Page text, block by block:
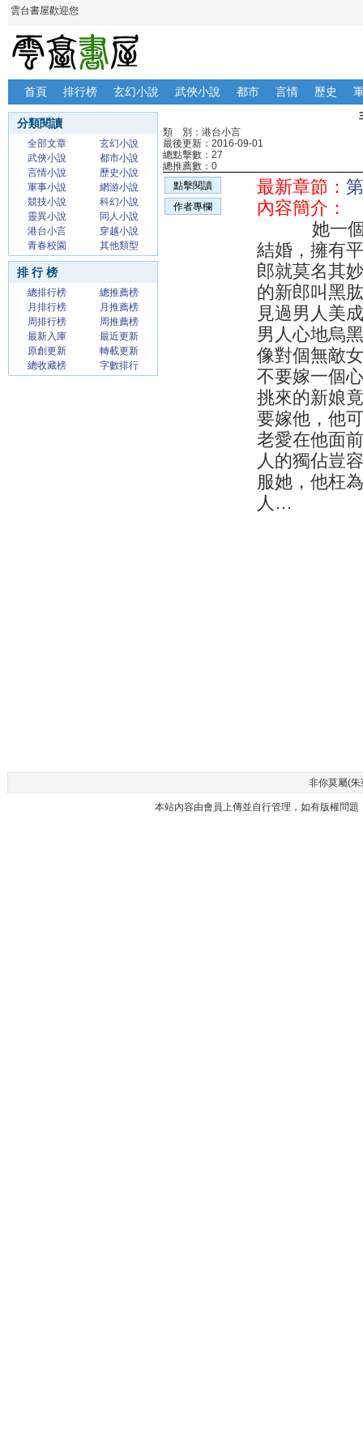
雲台書屋歡迎您
首頁 排行榜 玄幻小說 武俠小說 都市 言情 歷史
分類閱讀
全部文章
玄幻小說
武俠小說
都市小說
言情小說
歷史小說
軍事小說
網游小說
競技小說
科幻小說
靈異小說
同人小說
港台小言
穿越小說
青春校園
其他類型
排 行 榜
總排行榜
總推薦榜
月排行榜
月推薦榜
周排行榜
周推薦榜
最新入庫
最近更新
原創更新
轉載更新
總收藏榜
字數排行
類 別：港台小言
最後更新：2016-09-01
總點擊數：27
總推薦數：0
點擊閱讀
作者專欄
最新章節：
內容簡介：
她一個單
結婚，擁有
郎就莫名其
的新郎叫黑
見過男人美
男人心地烏
像對個無敵
不要嫁一個
挑來的新娘
要嫁他，他
老愛在他面
人的獨佔豈
服她，他枉
人…
非你莫屬(朱
本站內容由會員上傳並自行管理，如有版權問